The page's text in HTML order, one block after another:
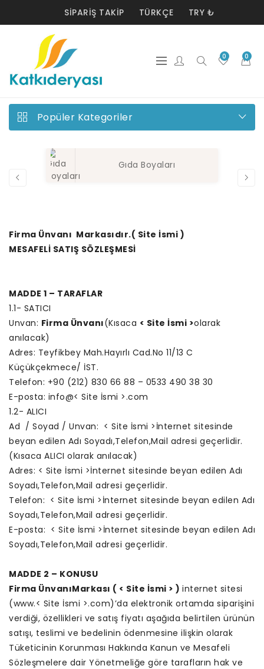
SIPARIŞ TAKIP TÜRKÇE TRY ₺
0 0
Popüler Kategoriler
Gıda Boyaları
Firma Ünvanı Markasıdır.( Site İsmi )
MESAFELİ SATIŞ SÖZLEŞMESİ
MADDE 1 – TARAFLAR
1.1- SATICI
Unvan: Firma Ünvanı(Kısaca < Site İsmi >olarak
anılacak)
Adres: Teyfikbey Mah.Hayırlı Cad.No 11/13 C
Küçükçekmece/ İST.
Telefon: +90 (212) 830 66 88 – 0533 490 38 30
E-posta: info@< Site İsmi >.com
1.2- ALICI
Ad / Soyad / Unvan: < Site İsmi >İnternet sitesinde
beyan edilen Adı Soyadı,Telefon,Mail adresi geçerlidir.
(Kısaca ALICI olarak anılacak)
Adres: < Site İsmi >İnternet sitesinde beyan edilen Adı
Soyadı,Telefon,Mail adresi geçerlidir.
Telefon: < Site İsmi >İnternet sitesinde beyan edilen Adı
Soyadı,Telefon,Mail adresi geçerlidir.
E-posta: < Site İsmi >İnternet sitesinde beyan edilen Adı
Soyadı,Telefon,Mail adresi geçerlidir.
MADDE 2 – KONUSU
Firma ÜnvanıMarkası ( < Site İsmi > ) internet sitesi
(www.< Site İsmi >.com)’da elektronik ortamda siparişini
verdiği, özellikleri ve satış fiyatı aşağıda belirtilen ürünün
satışı, teslimi ve bedelinin ödenmesine ilişkin olarak
Tüketicinin Korunması Hakkında Kanun ve Mesafeli
Sözleşmelere dair Yönetmeliğe göre tarafların hak ve